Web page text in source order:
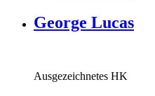
George Lucas
Ausgezeichnetes HK